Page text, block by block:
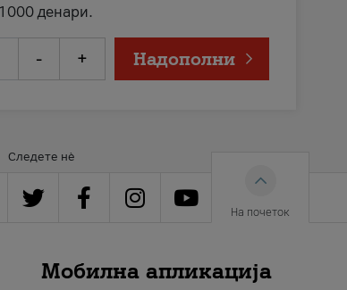
денари.
- + Надополни
Следете нè
На почеток
Мобилна апликација